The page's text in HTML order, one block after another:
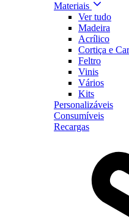
Materiais
Ver tudo
Madeira
Acrílico
Cortiça e
Feltro
Vinis
Vários
Kits
Personalizáveis
Consumíveis
Recargas